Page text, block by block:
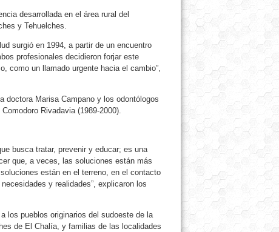
desarrollada en el área rural del
y Tehuelches.
surgió en 1994, a partir de un encuentro
profesionales decidieron forjar este
como un llamado urgente hacia el cambio”,
doctora Marisa Campano y los odontólogos
Rivadavia (1989-2000).
busca tratar, prevenir y educar; es una
que, a veces, las soluciones están más
están en el terreno, en el contacto
y realidades”, explicaron los
los pueblos originarios del sudoeste de la
de El Chalía, y familias de las localidades